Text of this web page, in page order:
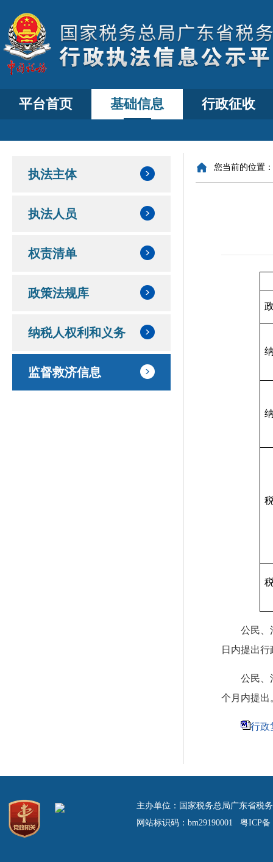
平台首页 基础信息 行政征收
执法主体
执法人员
权责清单
政策法规库
纳税人权利和义务
监督救济信息
您当前的位置
公民、
日内提出
公民、
个月内提出
行政
主办单位：国家税务总局广东省税
网站标识码：bm29190001 粤ICP